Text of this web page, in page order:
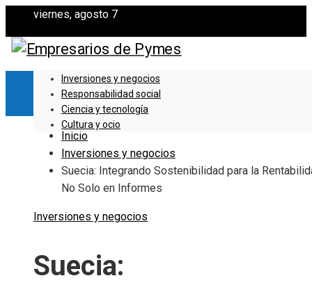
viernes, agosto 7
Inversiones y negocios
Responsabilidad social
Ciencia y tecnología
Cultura y ocio
Inicio
Inversiones y negocios
Suecia: Integrando Sostenibilidad para la
No Solo en Informes
Inversiones y negocios
Suecia: